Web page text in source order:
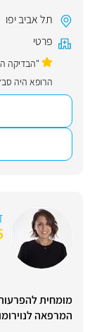
תל אביב יפו
פרטי
"הבדיקה
הרופא היה
מומחית להפרעות
המרפאה